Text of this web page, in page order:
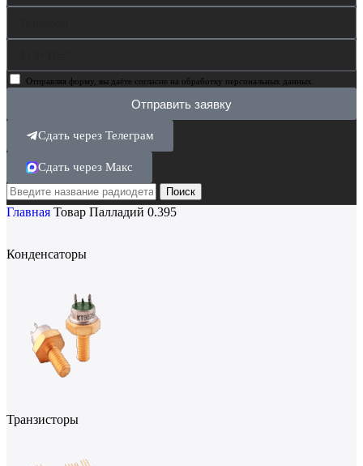
Отправляя форму, вы даёте согласие на обработку персональных данных.
Отправить заявку
Сдать через Телеграм
Сдать через Макс
Поиск
Главная Товар Палладий 0.395
Конденсаторы
Транзисторы